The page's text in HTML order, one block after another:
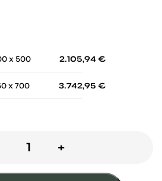
x 500 2.105,94€
x 700 3.742,95€
ΠΕΡΓΚΟΛΑ
+